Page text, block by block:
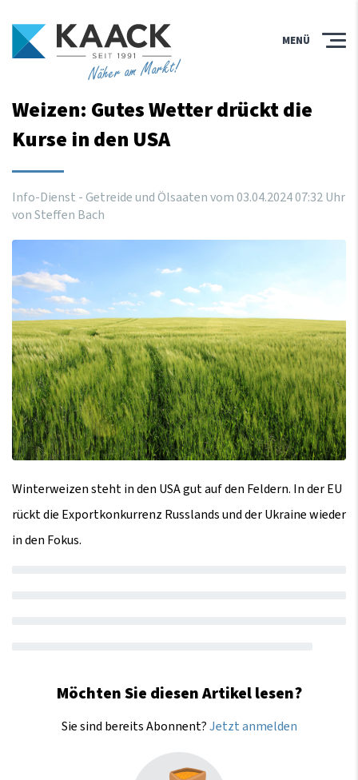
Näher am Markt!
MENÜ
Weizen: Gutes Wetter drückt die
Kurse in den USA
Info-Dienst - Getreide und Ölsaaten vom03.04.202407:32Uhr
von Steffen Bach
Winterweizen steht in den USA gut auf den Feldern. In der EU
rückt die Exportkonkurrenz Russlands und der Ukraine wieder
in den Fokus.
Möchten Sie diesen Artikel lesen?
Sie sind bereits Abonnent?Jetzt anmelden